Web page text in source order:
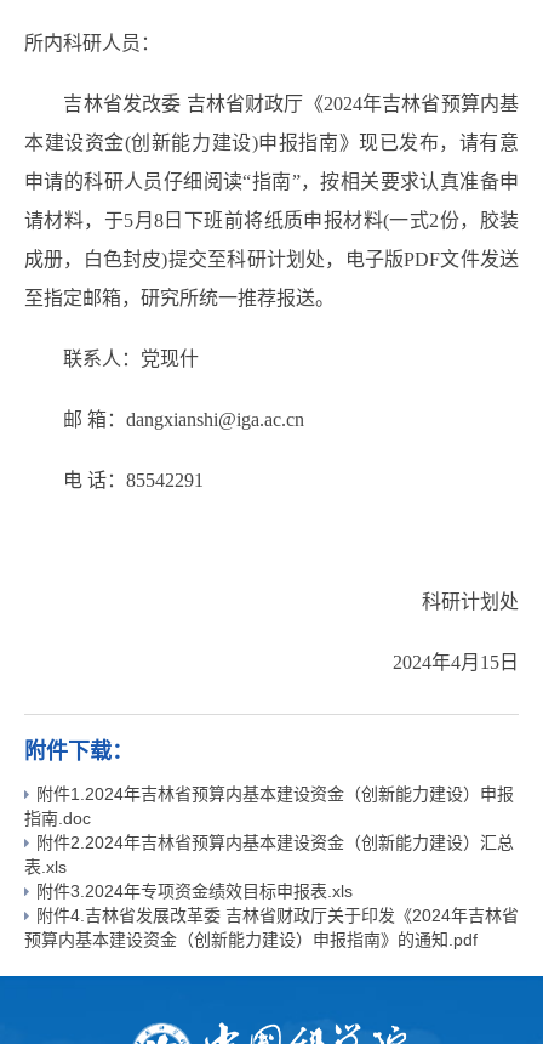
所内科研人员：
吉林省发改委 吉林省财政厅《2024年吉林省预算内基
本建设资金(创新能力建设)申报指南》现已发布，请有意
申请的科研人员仔细阅读“指南”，按相关要求认真准备申
请材料，于5月8日下班前将纸质申报材料(一式2份，胶装
成册，白色封皮)提交至科研计划处，电子版PDF文件发送
至指定邮箱，研究所统一推荐报送。
联系人：党现什
邮 箱：dangxianshi@iga.ac.cn
电 话：85542291
科研计划处
2024年4月15日
附件下载：
附件1.2024年吉林省预算内基本建设资金（创新能力建设）申报
指南.doc
附件2.2024年吉林省预算内基本建设资金（创新能力建设）汇总
表.xls
附件3.2024年专项资金绩效目标申报表.xls
附件4.吉林省发展改革委 吉林省财政厅关于印发《2024年吉林省
预算内基本建设资金（创新能力建设）申报指南》的通知.pdf